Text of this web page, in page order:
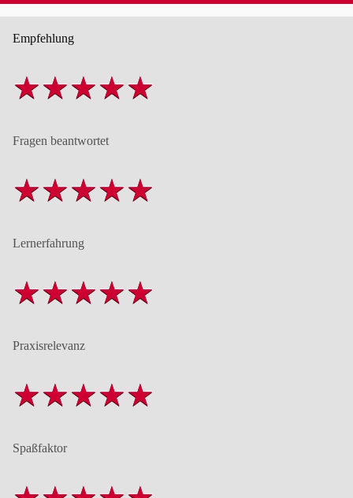
Empfehlung
Fragen beantwortet
Lernerfahrung
Praxisrelevanz
Spaßfaktor